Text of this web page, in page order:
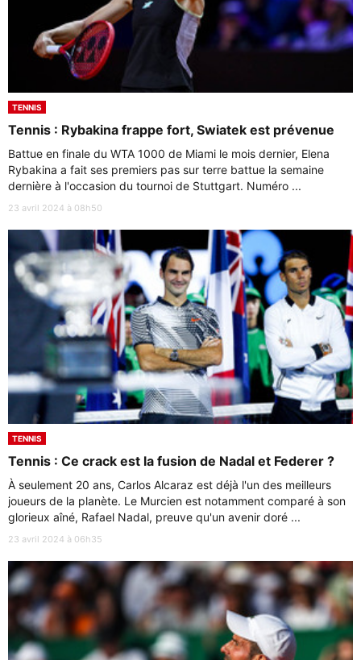
TENNIS
Tennis : Rybakina frappe fort, Swiatek est prévenue
Battue en finale du WTA 1000 de Miami le mois dernier, Elena
Rybakina a fait ses premiers pas sur terre battue la semaine
dernière à l'occasion du tournoi de Stuttgart. Numéro ...
23 avril 2024 à 08h50
TENNIS
Tennis : Ce crack est la fusion de Nadal et Federer ?
À seulement 20 ans, Carlos Alcaraz est déjà l'un des meilleurs
joueurs de la planète. Le Murcien est notamment comparé à son
glorieux aîné, Rafael Nadal, preuve qu'un avenir doré ...
23 avril 2024 à 06h35